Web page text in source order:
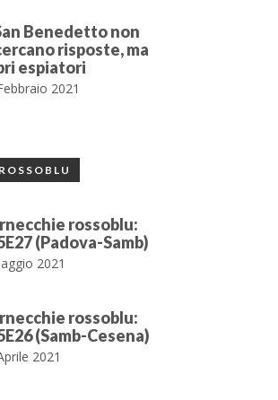
Benedetto non
risposte, ma
espiatori
2021
rossoblu:
(Padova-Samb)
2021
rossoblu:
(Samb-Cesena)
2021